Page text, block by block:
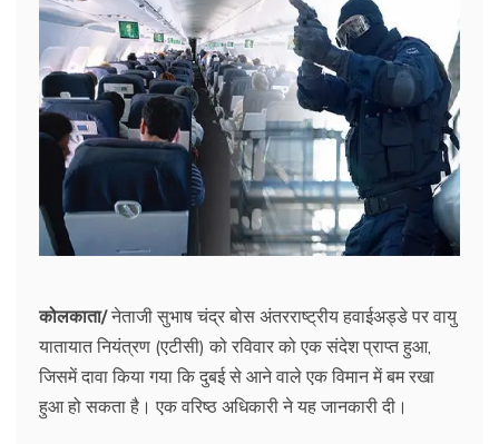
कोलकाता/नेताजी सुभाष चंद्र बोस अंतरराष्ट्रीय हवाईअड्डे पर वायु
यातायात नियंत्रण (एटीसी) को रविवार को एक संदेश प्राप्त हुआ,
जिसमें दावा किया गया कि दुबई से आने वाले एक विमान में बम रखा
हुआ हो सकता है। एक वरिष्ठ अधिकारी ने यह जानकारी दी।